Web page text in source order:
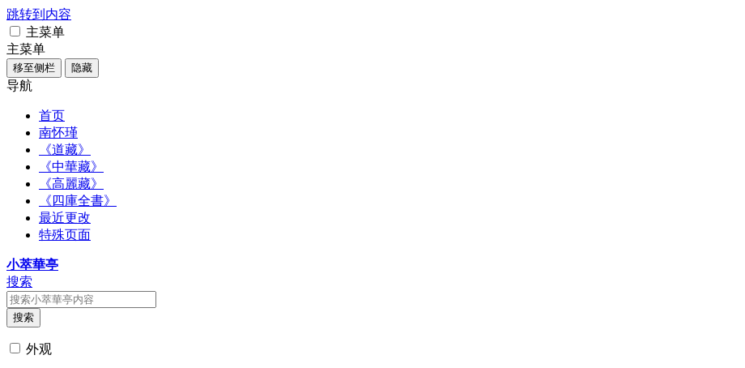
跳转到内容
主菜单
主菜单
移至侧栏 隐藏
导航
首页
南怀瑾
《道藏》
《中華藏》
《高麗藏》
《四庫全書》
最近更改
特殊页面
小萃華亭
搜索
搜索
外观